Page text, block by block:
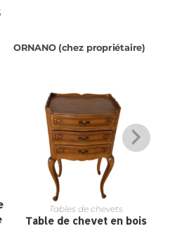
ORNANO (chez propriétaire)
Tables de chevets
Table de chevet en bois